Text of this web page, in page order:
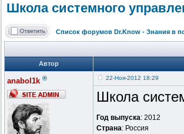
Школа системного
Список форумов Dr.Know - Знания в
Автор
anabol1k ® 22-Ноя-2012 18:29
Школа
Год выпуска: 2012
Страна: Россия